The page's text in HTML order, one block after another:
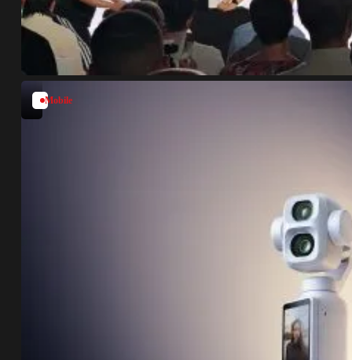
Mobile